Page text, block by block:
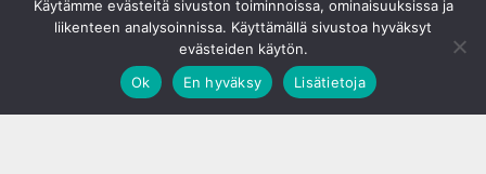
Käytämme evästeitä sivuston toiminnoissa, ominaisuuksissa ja
liikenteen analysoinnissa. Käyttämällä sivustoa hyväksyt
evästeiden käytön.
Ok
En hyväksy Lisätietoja